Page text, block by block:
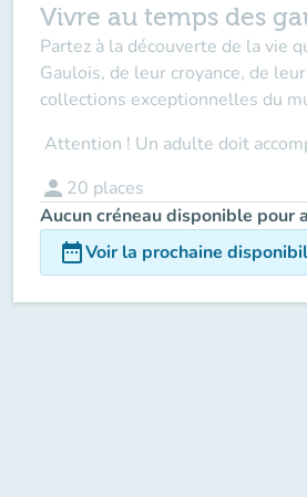
Vivre au temps des
Partez à la découverte de la vie
Gaulois, de leur croyance, de
collections exceptionnelles du
Attention ! Un adulte doit
person 20 places
Aucun créneau disponible pour
date_rangeVoir la prochaine